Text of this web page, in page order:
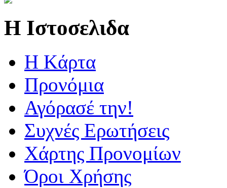
Η Ιστοσελιδα
Η Kάρτα
Προνόμια
Αγόρασέ την!
Συχνές Ερωτήσεις
Χάρτης Προνομίων
Όροι Χρήσης